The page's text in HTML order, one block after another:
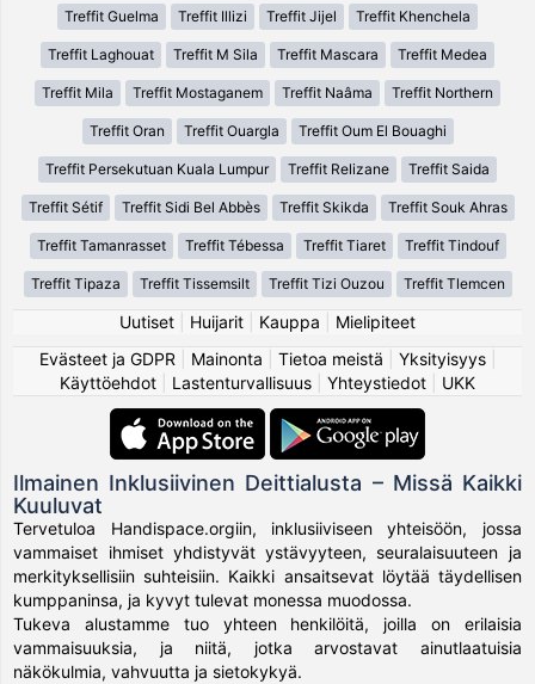
Treffit Guelma Treffit Illizi Treffit Jijel Treffit Khenchela
Treffit Laghouat Treffit M Sila Treffit Mascara Treffit Medea
Treffit Mila Treffit Mostaganem Treffit Naâma Treffit Northern
Treffit Oran Treffit Ouargla Treffit Oum El Bouaghi
Treffit Persekutuan Kuala Lumpur Treffit Relizane Treffit Saida
Treffit Sétif Treffit Sidi Bel Abbès Treffit Skikda Treffit Souk Ahras
Treffit Tamanrasset Treffit Tébessa Treffit Tiaret Treffit Tindouf
Treffit Tipaza Treffit Tissemsilt Treffit Tizi Ouzou Treffit Tlemcen
Uutiset Huijarit Kauppa
Mielipiteet
Evästeet ja GDPR
Mainonta Tietoa meistä Yksityisyys|
Käyttöehdot
Lastenturvallisuus Yhteystiedot UKK
Ilmainen Inklusiivinen Deittialusta – Missä Kaikki
Kuuluvat
Tervetuloa Handispace.orgiin, inklusiiviseen yhteisöön, jossa
vammaiset ihmiset yhdistyvät ystävyyteen, seuralaisuuteen ja
merkityksellisiin suhteisiin. Kaikki ansaitsevat löytää täydellisen
kumppaninsa, ja kyvyt tulevat monessa muodossa.
Tukeva alustamme tuo yhteen henkilöitä, joilla on erilaisia
vammaisuuksia, ja niitä, jotka arvostavat ainutlaatuisia
näkökulmia, vahvuutta ja sietokykyä.